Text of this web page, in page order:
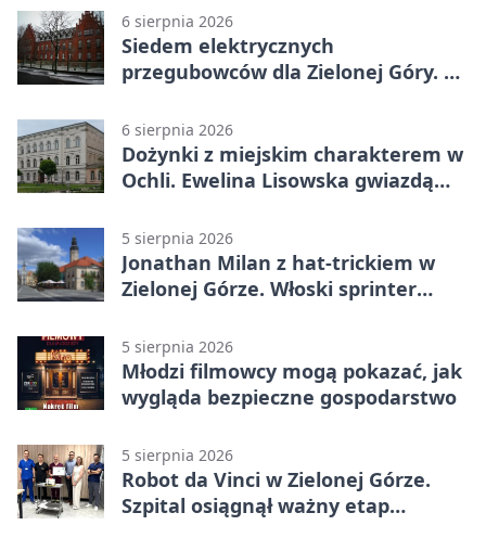
6 sierpnia 2026
Siedem elektrycznych
przegubowców dla Zielonej Góry. To
6 sierpnia 2026
Dożynki z miejskim charakterem w
Ochli. Ewelina Lisowska gwiazdą
5 sierpnia 2026
Jonathan Milan z hat-trickiem w
Zielonej Górze. Włoski sprinter
5 sierpnia 2026
Młodzi filmowcy mogą pokazać, jak
wygląda bezpieczne gospodarstwo
5 sierpnia 2026
Robot da Vinci w Zielonej Górze.
Szpital osiągnął ważny etap